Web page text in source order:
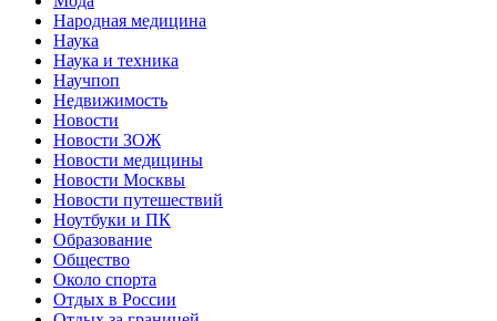
Народная медицина
Наука
Наука и техника
Научпоп
Недвижимость
Новости
Новости ЗОЖ
Новости медицины
Новости Москвы
Новости путешествий
Ноутбуки и ПК
Образование
Общество
Около спорта
Отдых в России